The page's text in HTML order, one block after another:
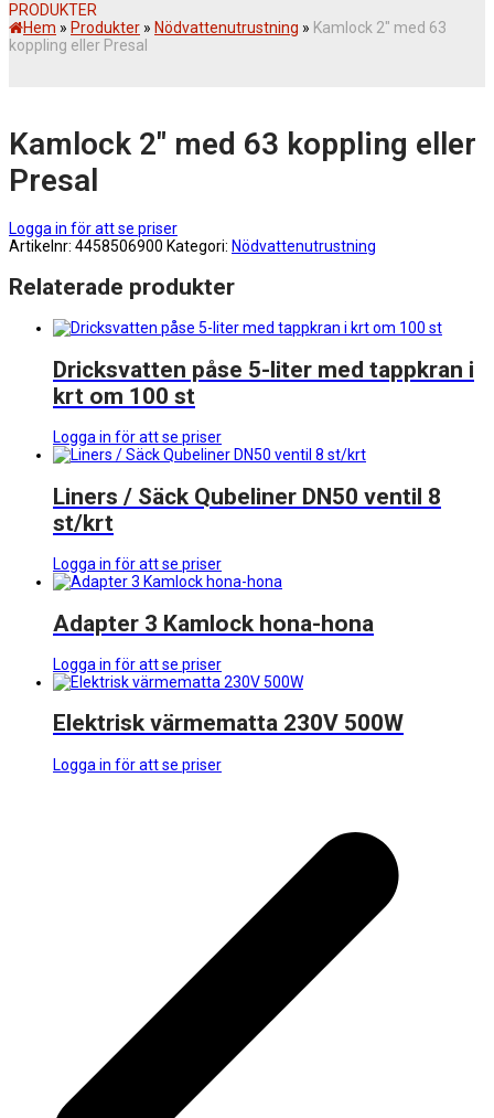
PRODUKTER
Hem » Produkter » Nödvattenutrustning » Kamlock 2″ med 63
koppling eller Presal
Kamlock 2″ med 63 koppling eller
Presal
Logga in för att se priser
Artikelnr: 4458506900 Kategori: Nödvattenutrustning
Relaterade produkter
Dricksvatten påse 5-liter med tappkran i
krt om 100 st
Logga in för att se priser
Liners / Säck Qubeliner DN50 ventil 8
st/krt
Logga in för att se priser
Adapter 3 Kamlock hona-hona
Logga in för att se priser
Elektrisk värmematta 230V 500W
Logga in för att se priser